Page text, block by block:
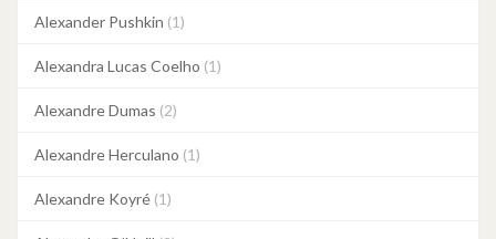
Alexander Pushkin (1)
Alexandra Lucas Coelho (1)
Alexandre Dumas (2)
Alexandre Herculano (1)
Alexandre Koyré (1)